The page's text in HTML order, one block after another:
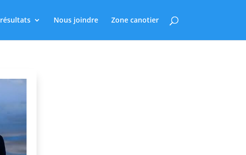
Nous joindre Zone canotier